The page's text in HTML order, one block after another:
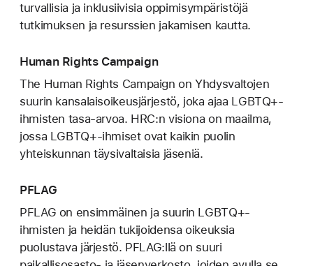
turvallisia ja inklusiivisia oppimisympäristöjä
tutkimuksen ja resurssien jakamisen kautta.
Human Rights Campaign
The Human Rights Campaign on Yhdysvaltojen
suurin kansalaisoikeusjärjestö, joka ajaa LGBTQ+-
ihmisten tasa-arvoa. HRC:n visiona on maailma,
jossa LGBTQ+-ihmiset ovat kaikin puolin
yhteiskunnan täysivaltaisia jäseniä.
PFLAG
PFLAG on ensimmäinen ja suurin LGBTQ+-
ihmisten ja heidän tukijoidensa oikeuksia
puolustava järjestö. PFLAG:llä on suuri